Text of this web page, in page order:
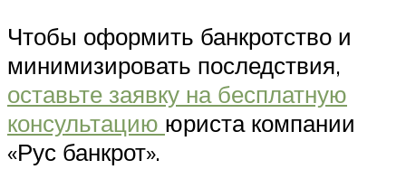
Чтобы оформить банкротство и
минимизировать последствия,
оставьте заявку на бесплатную
консультацию юриста компании
«Рус банкрот».